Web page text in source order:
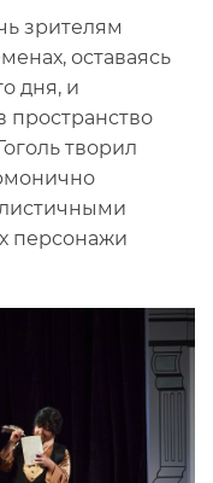
зрителям
оставаясь
дня, и
творил
персонажи